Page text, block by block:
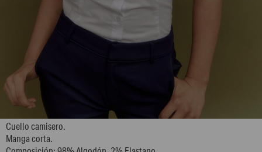
L146GBH4
Cuello camisero.
Manga corta.